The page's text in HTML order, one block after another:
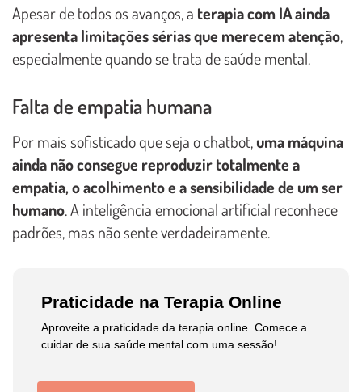
Apesar de todos os avanços, a terapia com IA ainda
apresenta limitações sérias que merecem atenção,
especialmente quando se trata de saúde mental.
Falta de empatia humana
Por mais sofisticado que seja o chatbot,uma máquina
ainda não consegue reproduzir totalmente a
empatia, o acolhimento e a sensibilidade de um ser
humano. A inteligência emocional artificial reconhece
padrões, mas não sente verdadeiramente.
Praticidade na Terapia Online
Aproveite a praticidade da terapia online. Comece a
cuidar de sua saúde mental com uma sessão!